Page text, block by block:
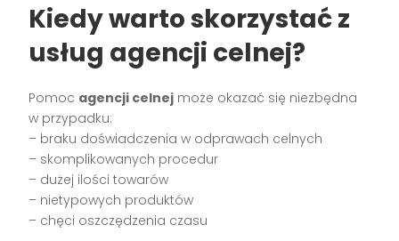
Kiedy warto skorzystać z
usług agencji celnej?
Pomoc agencji celnej może okazać się niezbędna
w przypadku:
– braku doświadczenia w odprawach celnych
– skomplikowanych procedur
– dużej ilości towarów
– nietypowych produktów
– chęci oszczędzenia czasu